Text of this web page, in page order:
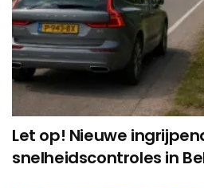
Let op! Nieuwe
snelheidscontroles in